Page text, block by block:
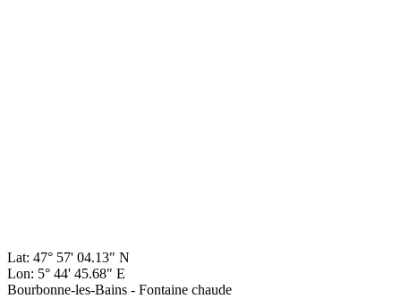
Lat: 47° 57' 04.13" N
Lon: 5° 44' 45.68" E
Bourbonne-les-Bains - Fontaine chaude